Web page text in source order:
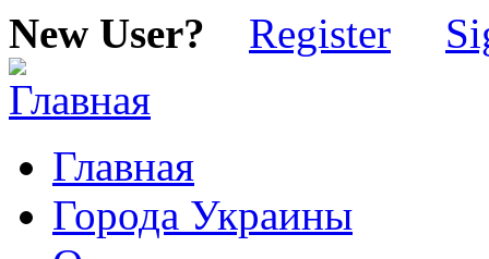
New User? Register
Главная
Города Украины